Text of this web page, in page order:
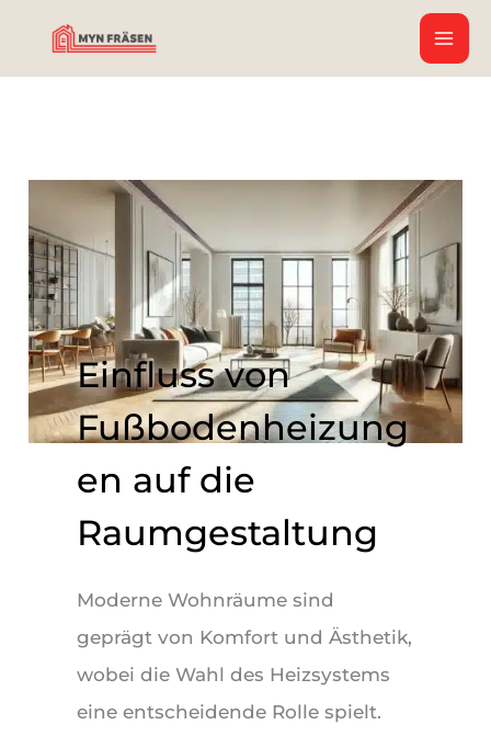
Inhalt
Einfluss von
Fußbodenheizung
en auf die
Raumgestaltung
Moderne Wohnräume sind
geprägt von Komfort und Ästhetik,
wobei die Wahl des Heizsystems
eine entscheidende Rolle spielt.